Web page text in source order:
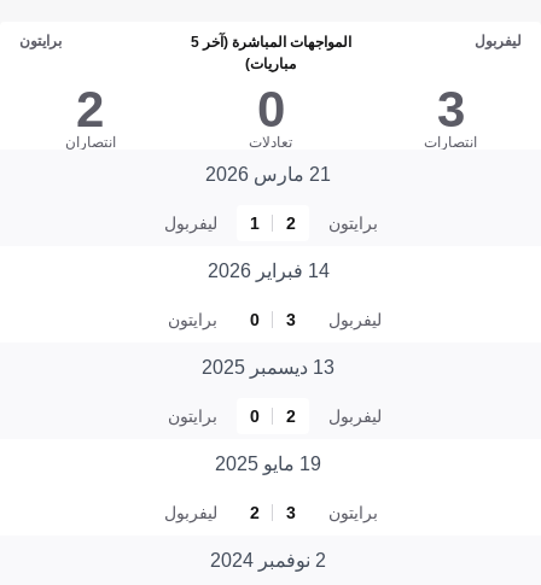
ليفربول
المواجهات المباشرة (آخر 5
مباريات)
برايتون
3
انتصارات
0
تعادلات
2
انتصاران
21 مارس 2026
برايتون 2
1 ليفربول
14 فبراير 2026
ليفربول 3
0 برايتون
13 ديسمبر 2025
ليفربول 2
0 برايتون
19 مايو 2025
برايتون 3
2 ليفربول
2 نوفمبر 2024